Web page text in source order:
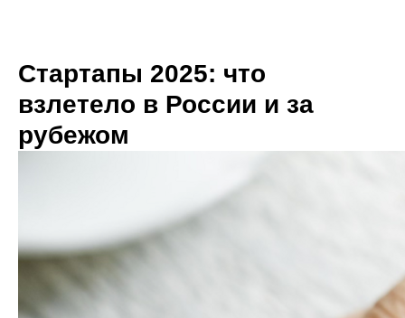
Стартапы 2025: что
взлетело в России и за
рубежом